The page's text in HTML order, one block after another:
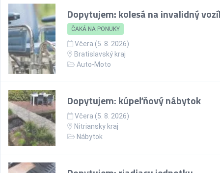
Dopytujem: kolesá na invalidný
ČAKÁ NA PONUKY
Včera (5. 8. 2026)
Bratislavský kraj
Auto-Moto
Dopytujem: kúpeľňový nábytok
Včera (5. 8. 2026)
Nitriansky kraj
Nábytok